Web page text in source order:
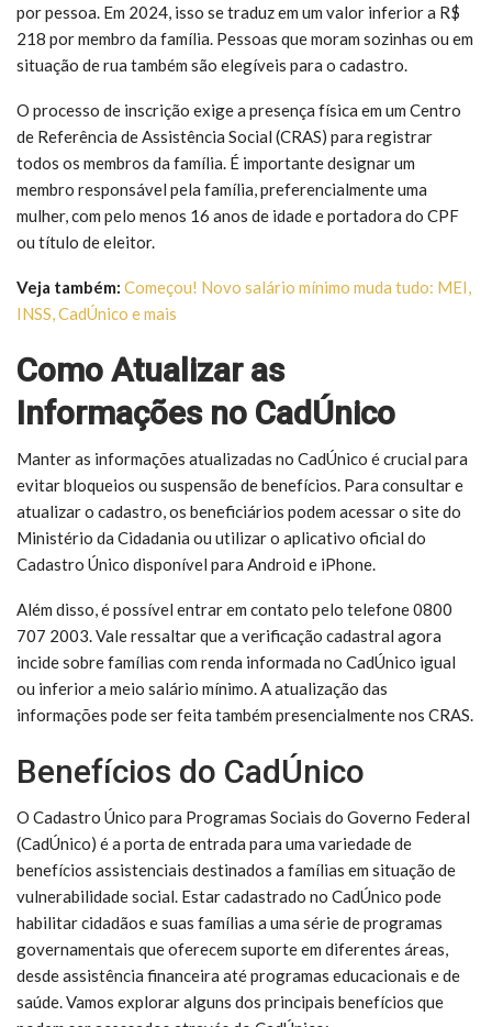
por pessoa. Em 2024, isso se traduz em um valor inferior a R$
218 por membro da família. Pessoas que moram sozinhas ou em
situação de rua também são elegíveis para o cadastro.
O processo de inscrição exige a presença física em um Centro
de Referência de Assistência Social (CRAS) para registrar
todos os membros da família. É importante designar um
membro responsável pela família, preferencialmente uma
mulher, com pelo menos 16 anos de idade e portadora do CPF
ou título de eleitor.
Veja também: Começou! Novo salário mínimo muda tudo: MEI,
INSS, CadÚnico e mais
Como Atualizar as
Informações no CadÚnico
Manter as informações atualizadas no CadÚnico é crucial para
evitar bloqueios ou suspensão de benefícios. Para consultar e
atualizar o cadastro, os beneficiários podem acessar o site do
Ministério da Cidadania ou utilizar o aplicativo oficial do
Cadastro Único disponível para Android e iPhone.
Além disso, é possível entrar em contato pelo telefone 0800
707 2003. Vale ressaltar que a verificação cadastral agora
incide sobre famílias com renda informada no CadÚnico igual
ou inferior a meio salário mínimo. A atualização das
informações pode ser feita também presencialmente nos CRAS.
Benefícios do CadÚnico
O Cadastro Único para Programas Sociais do Governo Federal
(CadÚnico) é a porta de entrada para uma variedade de
benefícios assistenciais destinados a famílias em situação de
vulnerabilidade social. Estar cadastrado no CadÚnico pode
habilitar cidadãos e suas famílias a uma série de programas
governamentais que oferecem suporte em diferentes áreas,
desde assistência financeira até programas educacionais e de
saúde. Vamos explorar alguns dos principais benefícios que